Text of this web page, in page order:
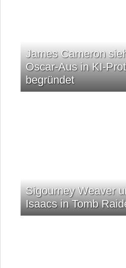
James Cameron
Oscar-Aus in KI-
begründet
Sigourney Weaver
Isaacs in Tomb